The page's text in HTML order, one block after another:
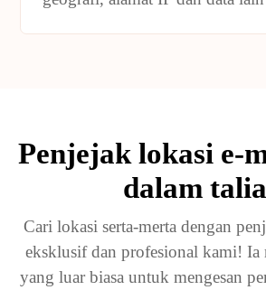
Penjejak lokasi e-
dalam
Cari lokasi serta-merta dengan
eksklusif dan profesional kami! Ia
yang luar biasa untuk mengesan